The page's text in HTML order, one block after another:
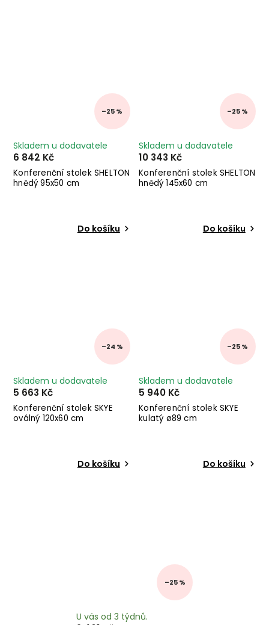
–25 %
Konferenční stolek SHELTON
hnědý 95x50 cm
Skladem u dodavatele
6 842 Kč
Do košíku
–25 %
Konferenční stolek SHELTON
hnědý 145x60 cm
Skladem u dodavatele
10 343 Kč
Do košíku
–24 %
Konferenční stolek SKYE
oválný 120x60 cm
Skladem u dodavatele
5 663 Kč
Do košíku
–25 %
Konferenční stolek SKYE
kulatý ø89 cm
Skladem u dodavatele
5 940 Kč
Do košíku
–25 %
U vás od 3 týdnů.